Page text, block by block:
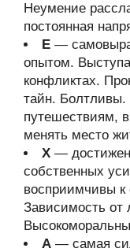
Неумение
постоянная
Е —
опытом.
конфликтах.
тайн.
путешествиям,
менять место
Х —
собственных
восприимчивы к
Зависимость от
А — самая